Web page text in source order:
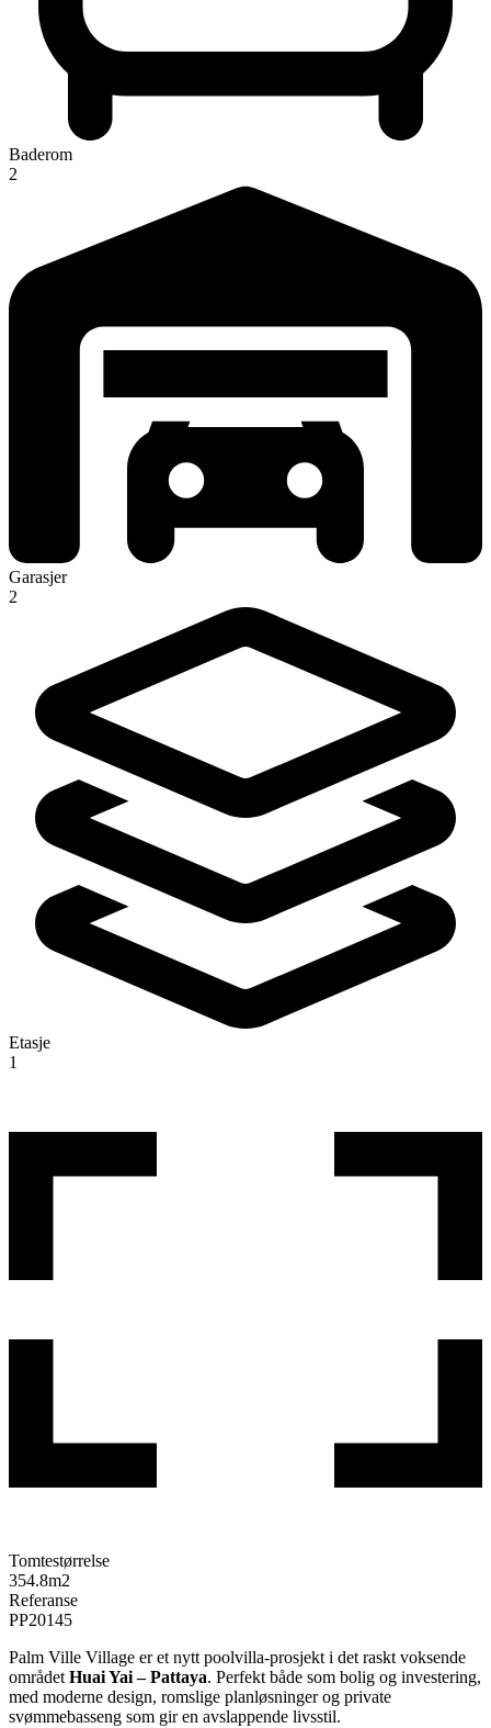
Baderom
2
Garasjer
2
Etasje
1
Tomtestørrelse
354.8m2
Referanse
PP20145
Palm Ville Village er et nytt poolvilla-prosjekt i det raskt voksende
områdetHuai Yai – Pattaya. Perfekt både som bolig og investering,
med moderne design, romslige planløsninger og private
svømmebasseng som gir en avslappende livsstil.